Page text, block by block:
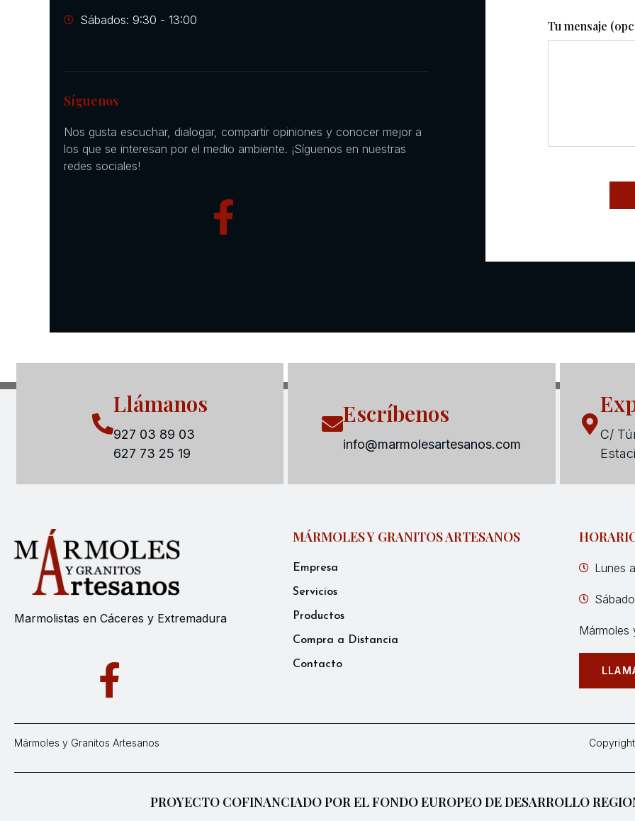
Sábados: 9:30 - 13:00
Síguenos
Nos gusta escuchar, dialogar, compartir opiniones y conocer mejor a
los que se interesan por el medio ambiente. ¡Síguenos en nuestras
redes sociales!
Tu mensaje
Llámanos
927 03 89 03
627 73 25 19
Escríbenos
info@marmolesartesanos.com
C/
Marmolistas en Cáceres y Extremadura
MÁRMOLES Y GRANITOS ARTESANOS
Empresa
Servicios
Productos
Compra a Distancia
Contacto
Lunes
Mármoles
Mármoles y Granitos Artesanos
PROYECTO COFINANCIADO POR EL FONDO EUROPEO DE DESARROLLO